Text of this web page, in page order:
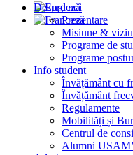
Despre noi
Prezentare
Misiune &
Programe de
Programe
Info student
Învățământ cu
Învățământ
Regulamente
Mobilități și
Centrul de
Alumni